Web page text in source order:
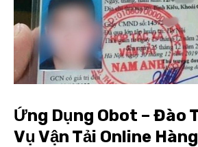
Ứng Dụng Obot – Đào
Vụ Vận Tải Online